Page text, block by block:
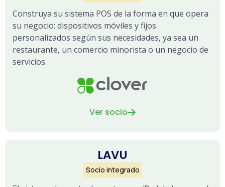
Construya su sistema POS de la forma en que opera
su negocio: dispositivos móviles y fijos
personalizados según sus necesidades, ya sea un
restaurante, un comercio minorista o un negocio de
servicios.
Ver socio
LAVU
Socio integrado